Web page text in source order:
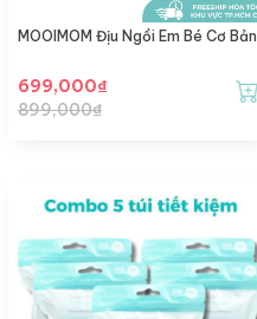
MOOIMOM Địu Ngồi Em Bé Cơ Bản
699,000₫
899,000₫